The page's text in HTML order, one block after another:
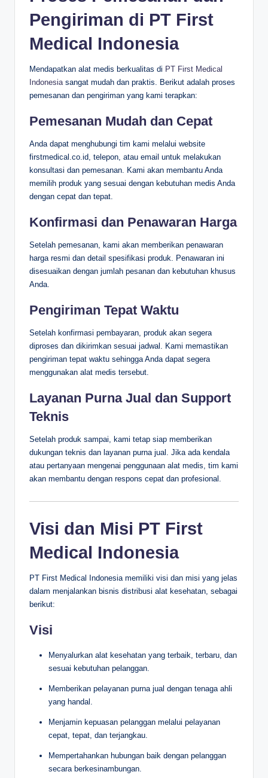
Pengiriman di PT First
Medical Indonesia
Mendapatkan alat medis berkualitas di PT First Medical
Indonesiasangat mudah dan praktis. Berikut adalah proses
pemesanan dan pengiriman yang kami terapkan:
Pemesanan Mudah dan Cepat
Anda dapat menghubungi tim kami melalui website
firstmedical.co.id, telepon, atau email untuk melakukan
konsultasi dan pemesanan. Kami akan membantu Anda
memilih produk yang sesuai dengan kebutuhan medis Anda
dengan cepat dan tepat.
Konfirmasi dan Penawaran Harga
Setelah pemesanan, kami akan memberikan penawaran
harga resmi dan detail spesifikasi produk. Penawaran ini
disesuaikan dengan jumlah pesanan dan kebutuhan khusus
Anda.
Pengiriman Tepat Waktu
Setelah konfirmasi pembayaran, produk akan segera
diproses dan dikirimkan sesuai jadwal. Kami memastikan
pengiriman tepat waktu sehingga Anda dapat segera
menggunakan alat medis tersebut.
Layanan Purna Jual dan Support
Teknis
Setelah produk sampai, kami tetap siap memberikan
dukungan teknis dan layanan purna jual. Jika ada kendala
atau pertanyaan mengenai penggunaan alat medis, tim kami
akan membantu dengan respons cepat dan profesional.
Visi dan Misi PT First
Medical Indonesia
PT First Medical Indonesia memiliki visi dan misi yang jelas
dalam menjalankan bisnis distribusi alat kesehatan, sebagai
berikut:
Visi
Menyalurkan alat kesehatan yang terbaik, terbaru, dan
sesuai kebutuhan pelanggan.
Memberikan pelayanan purna jual dengan tenaga ahli
yang handal.
Menjamin kepuasan pelanggan melalui pelayanan
cepat, tepat, dan terjangkau.
Mempertahankan hubungan baik dengan pelanggan
secara berkesinambungan.